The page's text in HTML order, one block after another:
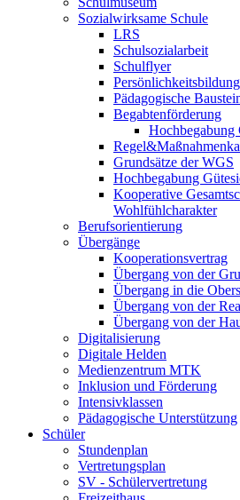
Sozialwirksame Schule
LRS
Schulsozialarbeit
Schulflyer
Persönlichkeitsbildung
Pädagogische
Begabtenförderung
Hochbegabung
Grundsätze der WGS
Hochbegabung
Kooperative
Wohlfühlcharakter
Berufsorientierung
Übergänge
Kooperationsvertrag
Übergang von der
Übergang in die
Übergang von der
Übergang von der
Digitalisierung
Digitale Helden
Medienzentrum MTK
Inklusion und Förderung
Intensivklassen
Pädagogische Unterstützung
Schüler
Stundenplan
Vertretungsplan
SV - Schülervertretung